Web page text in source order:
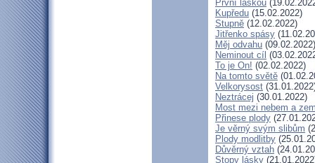
První láskou
Kupředu (15.02.2022)
Stupně (12.02.2022)
Jitřenko spásy
Měj odvahu (09.02.2022)
Neminout cíl
To je On! (02.02.2022)
Na tomto světě
Velkorysost
Neztrácej (30.01.2022)
Most mezi nebem a
Přinese plody
Je věrný svým slibům
Plody modlitby
Důvěrný vztah
Stopy lásky